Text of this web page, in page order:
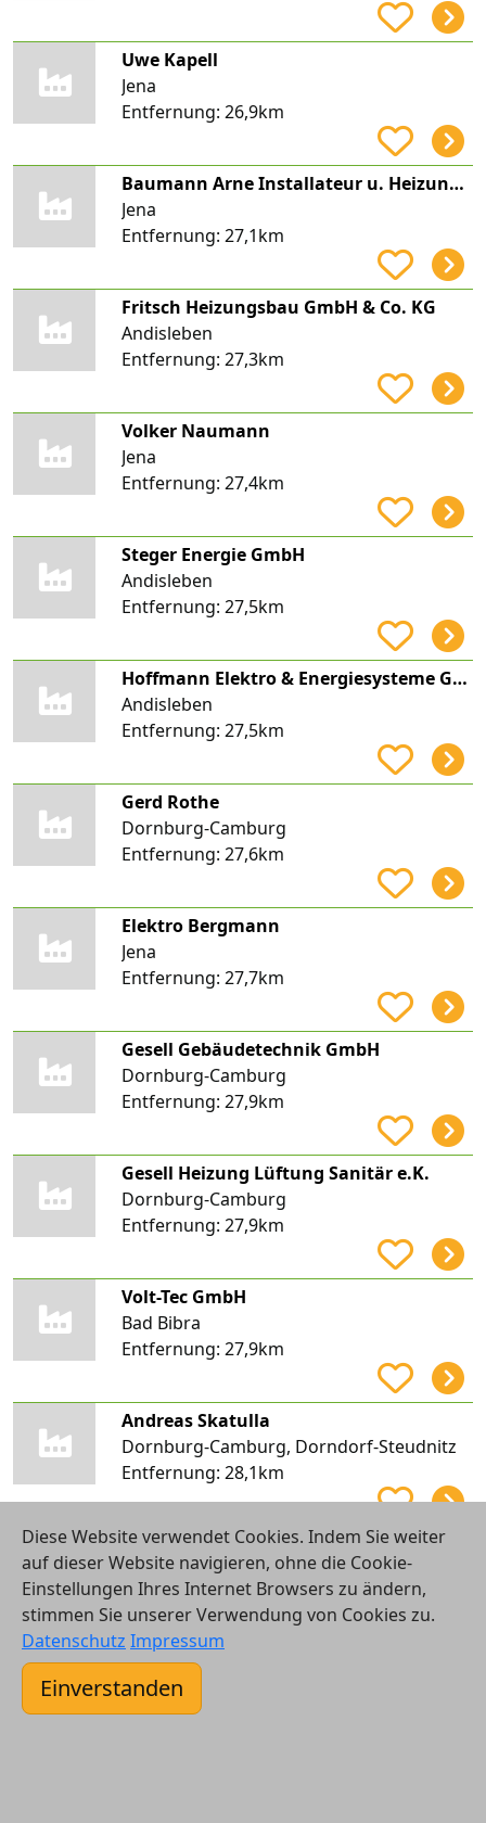
Uwe Kapell
Jena
Entfernung: 26,9km
Baumann Arne Installateur u. Heizungsbaumeister
Jena
Entfernung: 27,1km
Fritsch Heizungsbau GmbH & Co. KG
Andisleben
Entfernung: 27,3km
Volker Naumann
Jena
Entfernung: 27,4km
Steger Energie GmbH
Andisleben
Entfernung: 27,5km
Hoffmann Elektro & Energiesysteme GmbH & Co. KG
Andisleben
Entfernung: 27,5km
Gerd Rothe
Dornburg-Camburg
Entfernung: 27,6km
Elektro Bergmann
Jena
Entfernung: 27,7km
Gesell Gebäudetechnik GmbH
Dornburg-Camburg
Entfernung: 27,9km
Gesell Heizung Lüftung Sanitär e.K.
Dornburg-Camburg
Entfernung: 27,9km
Volt-Tec GmbH
Bad Bibra
Entfernung: 27,9km
Andreas Skatulla
Dornburg-Camburg, Dorndorf-Steudnitz
Entfernung: 28,1km
Fischer - Heizung GmbH
Blankenhain
Entfernung:28,2km
KER Solar-Services GmbH & Co. KG
Artern/Unstrut
Entfernung:
Diese Website verwendet Cookies. Indem Sie weiter
auf dieser Website navigieren, ohne die Cookie-
Einstellungen Ihres Internet Browsers zu ändern,
stimmen Sie unserer Verwendung von Cookies zu.
Datenschutz Impressum
Einverstanden